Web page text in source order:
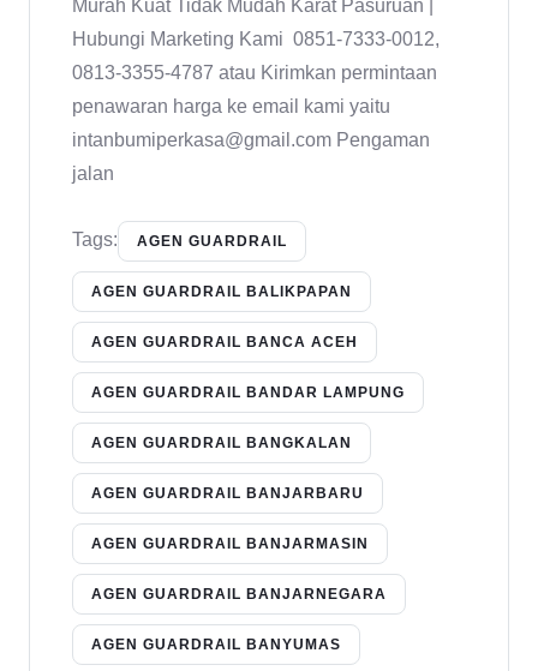
Murah Kuat Tidak Mudah Karat Pasuruan |
Hubungi Marketing Kami 0851-7333-0012,
0813-3355-4787 atau Kirimkan permintaan
penawaran harga ke email kami yaitu
intanbumiperkasa@gmail.com Pengaman
jalan
Tags: AGEN GUARDRAIL
AGEN GUARDRAIL BALIKPAPAN
AGEN GUARDRAIL BANCA ACEH
AGEN GUARDRAIL BANDAR LAMPUNG
AGEN GUARDRAIL BANGKALAN
AGEN GUARDRAIL BANJARBARU
AGEN GUARDRAIL BANJARMASIN
AGEN GUARDRAIL BANJARNEGARA
AGEN GUARDRAIL BANYUMAS